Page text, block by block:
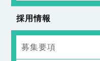
採用情報
募集要項